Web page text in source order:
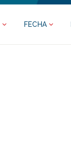
FECHA